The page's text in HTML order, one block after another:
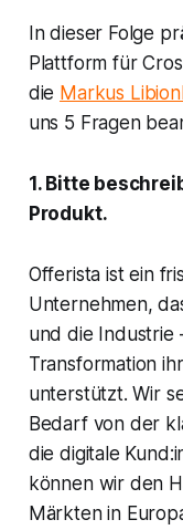
In dieser Folge
Plattform für
die Markus
uns 5 Fragen
1. Bitte
Produkt.
Offerista ist ein
Unternehmen,
und die Industrie
Transformation
unterstützt. Wir
Bedarf von der
die digitale
können wir den
Märkten in